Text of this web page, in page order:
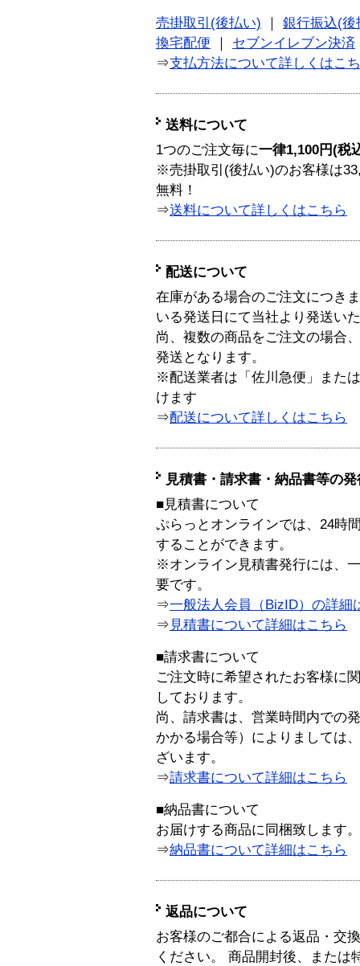
売掛取引(後払い)
銀行振込(後
換宅配便
セブンイレブン決済
⇒支払方法について詳しくはこ
送料について
1つのご注文毎に一律1,100円(税
※売掛取引(後払い)のお客様は
無料！
⇒送料について詳しくはこちら
配送について
在庫がある場合のご注文につき
いる発送日にて当社より発送い
尚、複数の商品をご注文の場合
発送となります。
※配送業者は「佐川急便」また
けます
⇒配送について詳しくはこちら
見積書・請求書・納品書等の
■見積書について
ぷらっとオンラインでは、24時
することができます。
※オンライン見積書発行には、
要です。
⇒一般法人会員（BizID）の詳細
⇒ 見積書について詳細はこちら
■請求書について
ご注文時に希望されたお客様に
しております。
尚、請求書は、営業時間内での
かかる場合等）によりましては
ざいます。
⇒請求書について詳細はこちら
■納品書について
お届けする商品に同梱致します。
⇒納品書について詳細はこちら
返品について
お客様のご都合による返品・交
ください。 商品開封後、または